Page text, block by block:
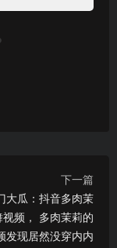
下一篇
大瓜：抖音多肉茉
视频， 多肉茉莉的
发现居然没穿内内